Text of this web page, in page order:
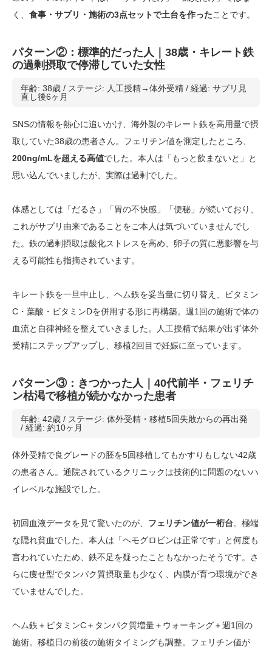
く、 食事・サプリ・施術の3点セットで土台を作ったことです。
パターン②：標準的だった人｜38歳・キレート鉄
の過剰摂取で停滞していた女性
年齢: 38歳 / ステージ: 人工授精→体外受精 / 経過: サプリ見
直し後6ヶ月
SNSの情報を熱心に追いかけ、海外製のキレート鉄を高用量で摂
取していた38歳の患者さん。フェリチン値を測定したところ、
200ng/mLを超える高値でした。本人は「もっと飲まないと」と
思い込んでいましたが、実際は過剰でした。
体感としては「だるさ」「胃の不快感」「便秘」が続いており、
これがサプリ由来であることをご本人は気づいていませんでし
た。鉄の過剰摂取は酸化ストレスを高め、卵子の質に悪影響を与
える可能性も指摘されています。
キレート鉄を一旦中止し、ヘム鉄を妥当量に切り替え、ビタミン
C・葉酸・ビタミンDを併用する形に再構築。週1回の施術で体の
血流と自律神経を整えていきました。人工授精で結果が出ず体外
受精にステップアップし、移植2回目で妊娠に至っています。
パターン③：きつかった人｜40代前半・フェリチ
ン枯渇で移植が続かなかった患者
年齢: 42歳 / ステージ: 体外受精・移植5回失敗からの再出発
/ 経過: 約10ヶ月
体外受精で良グレードの胚を5回移植してもかすりもしない42歳
の患者さん。通院されているクリニックは技術的に問題のないハ
イレベルな施設でした。
初回血液データを見て驚いたのが、 フェリチン値が一桁台。極端
な隠れ貧血でした。本人は「ヘモグロビンは正常です」と何度も
言われていたため、鉄不足を疑ったこともなかったそうです。さ
らに痩せ型でタンパク質摂取量も少なく、内膜が育つ環境ができ
ていませんでした。
ヘム鉄＋ビタミンC＋タンパク質増量＋ウォーキング＋週1回の
施術。移植日の前後の施術タイミングも調整。フェリチン値が